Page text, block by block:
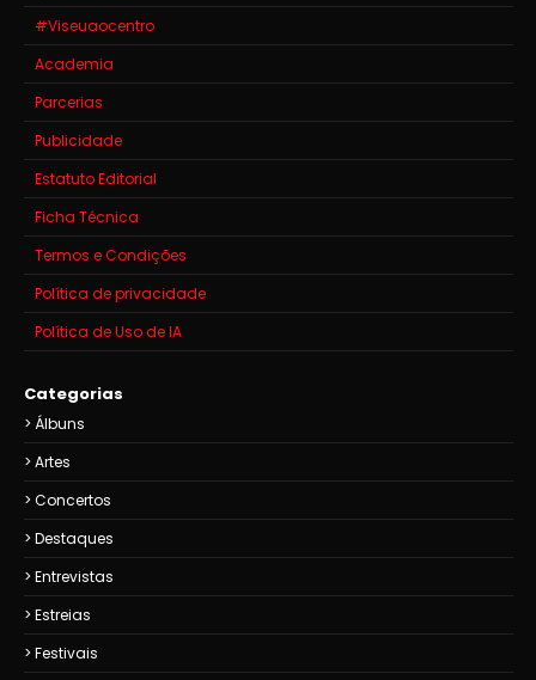
#Viseuaocentro
Academia
Parcerias
Publicidade
Estatuto Editorial
Ficha Técnica
Termos e Condições
Política de privacidade
Política de Uso de IA
Categorias
Álbuns
Artes
Concertos
Destaques
Entrevistas
Estreias
Festivais